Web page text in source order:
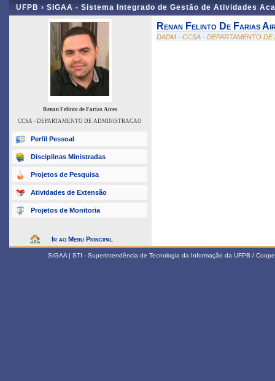
UFPB › SIGAA - Sistema Integrado de Gestão de Atividades
Renan Felinto de Farias Aires
CCSA - DEPARTAMENTO DE ADMINISTRACAO
Perfil Pessoal
Disciplinas Ministradas
Projetos de Pesquisa
Atividades de Extensão
Projetos de Monitoria
Ir ao Menu Principal
Renan Felinto De Farias
DADM - CCSA - DEPARTAMENTO
SIGAA | STI - Superintendência de Tecnologia da Informação da UFPB /